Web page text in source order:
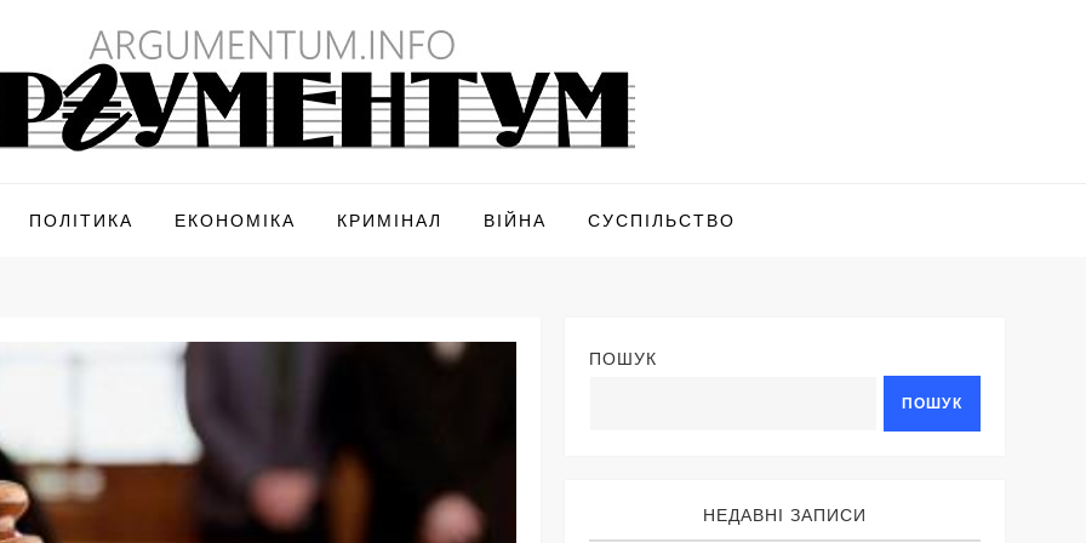
ПОЛІТИКА ЕКОНОМІКА КРИМІНАЛ ВІЙНА СУСПІЛЬСТВО
ПОШУК
ПОШУК
НЕДАВНІ ЗАПИСИ